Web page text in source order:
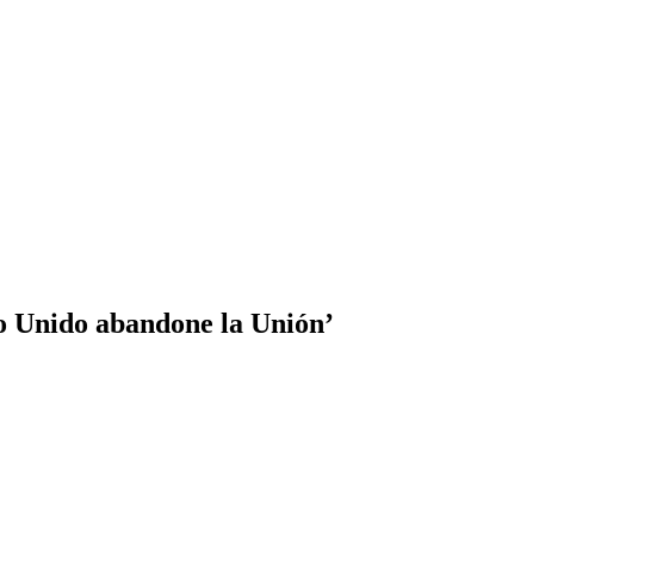
abandone la Unión’